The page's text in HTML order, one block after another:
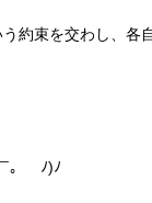
約束を交わし、各
。￣ﾉ)ﾉ